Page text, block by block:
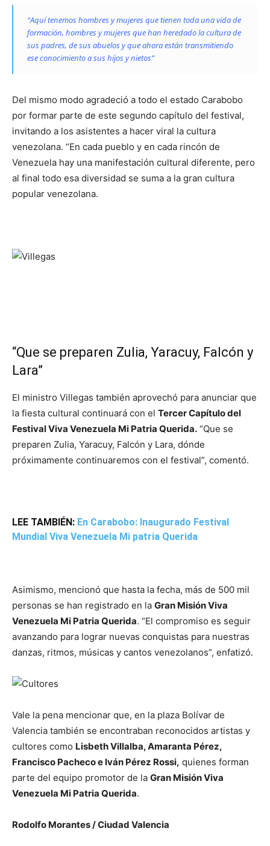
“Aquí tenemos hombres y mujeres que tienen toda una vida de
formación, hombres y mujeres que han heredado la cultura de
sus padres, de sus abuelos y que ahora están transmitiendo
ese conocimiento a sus hijos y nietos”
Del mismo modo agradeció a todo el estado Carabobo
por formar parte de este segundo capítulo del festival,
invitando a los asistentes a hacer viral la cultura
venezolana. “En cada pueblo y en cada rincón de
Venezuela hay una manifestación cultural diferente, pero
al final todo esa diversidad se suma a la gran cultura
popular venezolana.
“Que se preparen Zulia, Yaracuy, Falcón y
Lara”
El ministro Villegas también aprovechó para anunciar que
la fiesta cultural continuará con el Tercer Capítulo del
Festival Viva Venezuela Mi Patria Querida. “Que se
preparen Zulia, Yaracuy, Falcón y Lara, dónde
próximamente continuaremos con el festival”, comentó.
LEE TAMBIÉN: En Carabobo: Inaugurado Festival
Mundial Viva Venezuela Mi patria Querida
Asimismo, mencionó que hasta la fecha, más de 500 mil
personas se han registrado en la Gran Misión Viva
Venezuela Mi Patria Querida. “El compromiso es seguir
avanzando para lograr nuevas conquistas para nuestras
danzas, ritmos, músicas y cantos venezolanos”, enfatizó.
Vale la pena mencionar que, en la plaza Bolívar de
Valencia también se encontraban reconocidos artistas y
cultores como Lisbeth Villalba, Amaranta Pérez,
Francisco Pacheco e Iván Pérez Rossi, quienes forman
parte del equipo promotor de la Gran Misión Viva
Venezuela Mi Patria Querida.
Rodolfo Morantes / Ciudad Valencia